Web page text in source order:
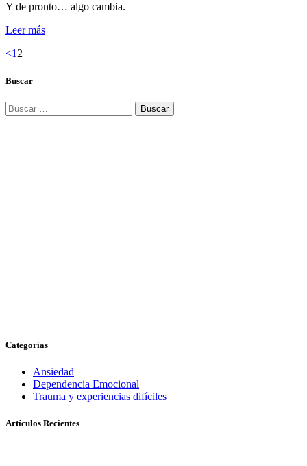
Y de pronto… algo cambia.
Leer más
<12
Buscar
Categorías
Ansiedad
Dependencia Emocional
Trauma y experiencias difíciles
Artículos Recientes